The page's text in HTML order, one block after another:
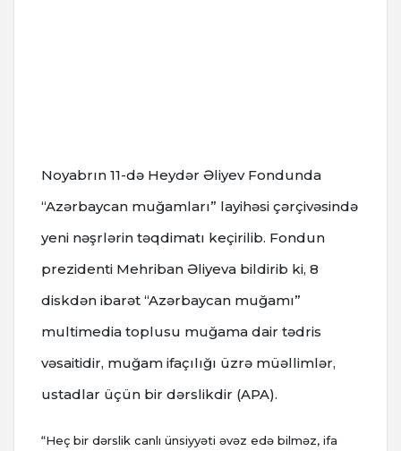
Noyabrın 11-də Heydər Əliyev Fondunda
“Azərbaycan muğamları” layihəsi çərçivəsində
yeni nəşrlərin təqdimatı keçirilib. Fondun
prezidenti Mehriban Əliyeva bildirib ki, 8
diskdən ibarət “Azərbaycan muğamı”
multimedia toplusu muğama dair tədris
vəsaitidir, muğam ifaçılığı üzrə müəllimlər,
ustadlar üçün bir dərslikdir (APA).
“Heç bir dərslik canlı ünsiyyəti əvəz edə bilməz, ifa